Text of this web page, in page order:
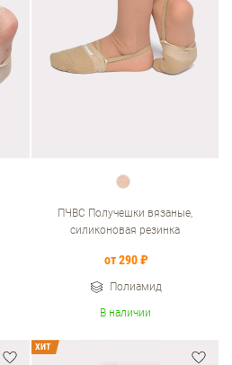
ПЧВС Получешки вязаные,
силиконовая резинка
от 290 ₽
Полиамид
В наличии
ХИТ